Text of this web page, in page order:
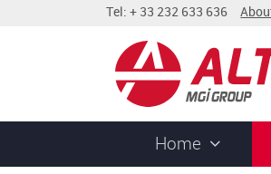
Tel: + 33 232 633 636
Home